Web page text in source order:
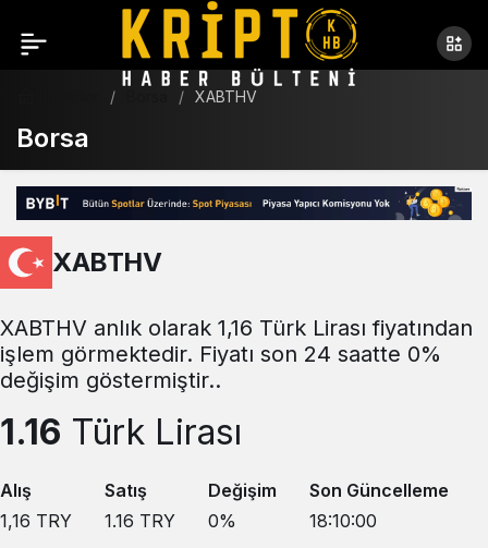
XABTHV
Borsa
XABTHV
XABTHV anlık olarak 1,16 Türk Lirası fiyatından
işlem görmektedir. Fiyatı son 24 saatte 0%
değişim göstermiştir..
1.16 Türk Lirası
Alış
1,16 TRY
Satış
1.16 TRY
Değişim
0%
Son Güncelleme
18:10:00